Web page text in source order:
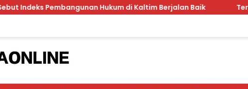
Hukum di Kaltim Berjalan Baik Ternyata RSCM